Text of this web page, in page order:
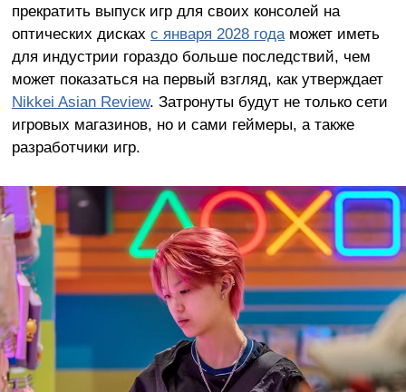
прекратить выпуск игр для своих консолей на
оптических дисках с января 2028 годаможет иметь
для индустрии гораздо больше последствий, чем
может показаться на первый взгляд, как утверждает
Nikkei Asian Review. Затронуты будут не только сети
игровых магазинов, но и сами геймеры, а также
разработчики игр.